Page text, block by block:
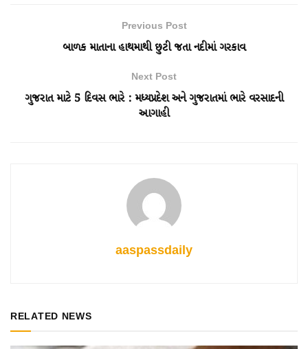
Previous Post
બાળક માતાના હાથમાથી છુટી જતા નદીમાં ગરકાવ
Next Post
ગુજરાત માટે 5 દિવસ ભારે : મધ્યપ્રદેશ અને ગુજરાતમાં ભારે વરસાદની
આગાહી
aaspassdaily
RELATED NEWS